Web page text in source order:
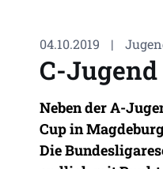
04.10.2019 |
C-
Neben der A-
Cup in
Die